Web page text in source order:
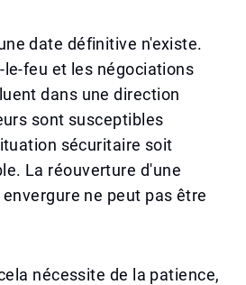
date définitive n'existe.
le-feu et les négociations
dans une direction
sont susceptibles
sécuritaire soit
La réouverture d'une
ne peut pas être
nécessite de la patience,